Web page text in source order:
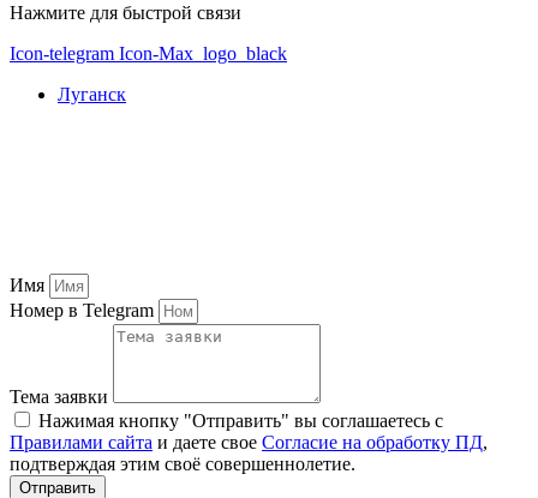
Нажмите для быстрой связи
Icon-telegram Icon-Max_logo_black
Луганск
Имя
Номер в Telegram
Тема заявки
Нажимая кнопку "Отправить" вы соглашаетесь с
Правилами сайта и даете свое Согласие на обработку ПД,
подтверждая этим своё совершеннолетие.
Отправить